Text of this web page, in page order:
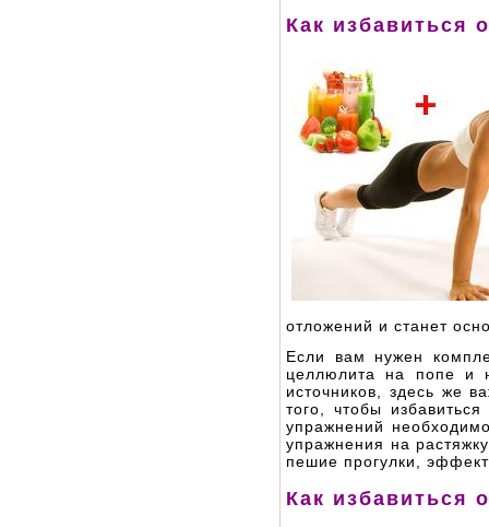
Как избавиться
отложений и станет
Если вам нужен
целлюлита на попе и
источников, здесь же
того, чтобы
упражнений
упражнения на
пешие прогулки,
Как избавиться